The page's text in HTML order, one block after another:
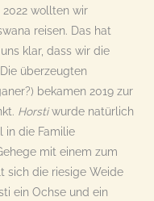
wollten wir
reisen. Das hat
klar, dass wir die
überzeugten
bekamen 2019 zur
Horstiwurde natürlich
in die Familie
mit einem zum
sich die riesige Weide
ein Ochse und ein